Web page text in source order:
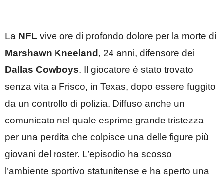
La NFL vive ore di profondo dolore per la morte di
Marshawn Kneeland , 24 anni, difensore dei
Dallas Cowboys. Il giocatore è stato trovato
senza vita a Frisco, in Texas, dopo essere fuggito
da un controllo di polizia. Diffuso anche un
comunicato nel quale esprime grande tristezza
per una perdita che colpisce una delle figure più
giovani del roster. L’episodio ha scosso
l’ambiente sportivo statunitense e ha aperto una